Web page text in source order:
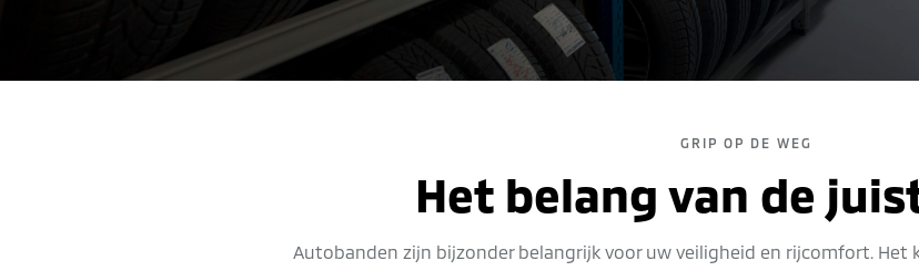
GRIP OP DE WEG
Het belang van de
Autobanden zijn bijzonder belangrijk voor uw veiligheid en rijcomfort. Het